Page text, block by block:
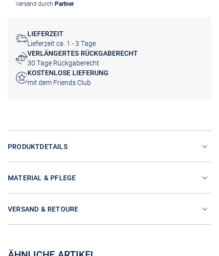
Versand durch Partner
LIEFERZEIT
Lieferzeit ca. 1 - 3 Tage
VERLÄNGERTES RÜCKGABERECHT
30 Tage Rückgaberecht
KOSTENLOSE LIEFERUNG
mit dem Friends Club
PRODUKTDETAILS
MATERIAL & PFLEGE
VERSAND & RETOURE